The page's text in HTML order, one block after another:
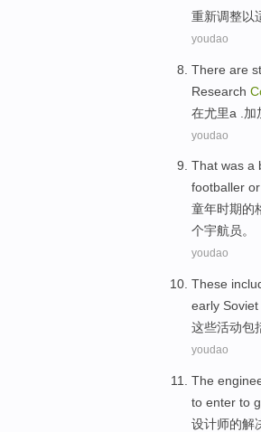
重新调整以
youdao
There are
Research
在尤里a .加
youdao
That was a
footballer or
童年时期的
个宇航员。
youdao
These
early Soviet
这些活动包
youdao
The
to enter to
设计师的解